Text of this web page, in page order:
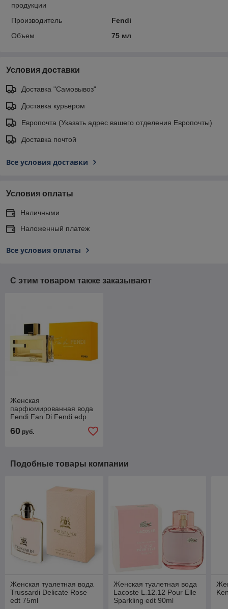
продукции
Производитель
Fendi
Объем
75 мл
Условия доставки
Доставка "Самовывоз"
Доставка курьером
Европочта (Указать адрес вашего отделения Европочты)
Доставка почтой
Все условия доставки
Условия оплаты
Наличными
Наложенный платеж
Все условия оплаты
С этим товаром также заказывают
Женская
парфюмированная вода
Fendi Fan Di Fendi edp
60 руб.
Подобные товары компании
Женская туалетная вода
Trussardi Delicate Rose
edt 75ml
Женская туалетная вода
Lacoste L.12.12 Pour Elle
Sparkling edt 90ml